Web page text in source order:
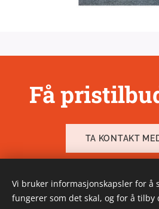
Få
TA KONTAKT
Vi bruker informasjonskapsler for å
fungerer som det skal, og for å tilby